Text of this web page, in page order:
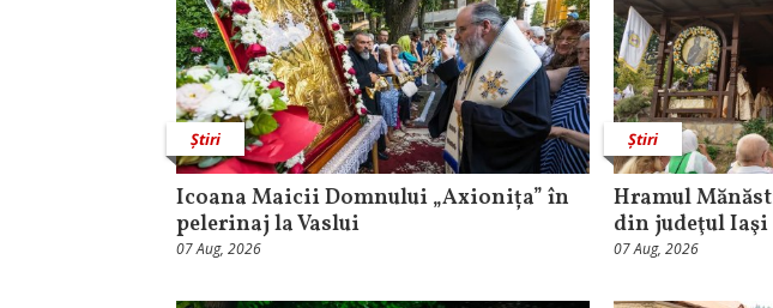
Știri
Icoana Maicii Domnului „Axionița” în
pelerinaj la Vaslui
07 Aug, 2026
Știri
Hramul
din judeţul Iaşi
07 Aug, 2026